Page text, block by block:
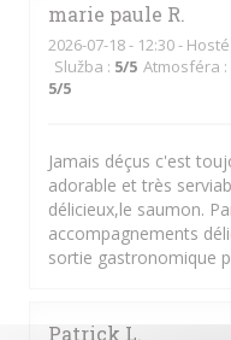
marie paule R
2026-07-18- 12:30 -
Služba : 5/5 Atmosféra :
5/5
Jamais déçus c'est
adorable et très
délicieux,le saumon.
accompagnements
sortie gastronomique
Patrick L